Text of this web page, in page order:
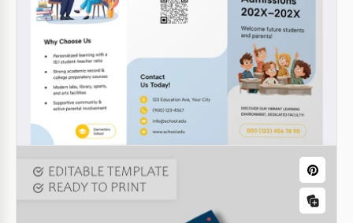
Brochure della scuola online
Sfrutta questo moderno e stiloso modello di
brochure scolastica online! La nostra luminosa e
comoda brochure scolastica attirerà più nuovi
studenti grazie alle sue immagini accattivanti.
Google Slides